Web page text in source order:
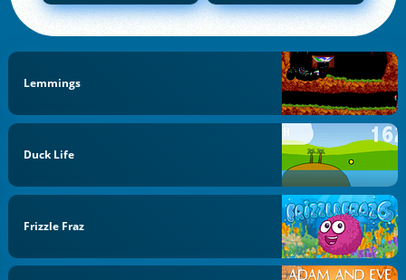
Lemmings
Duck Life
Frizzle Fraz